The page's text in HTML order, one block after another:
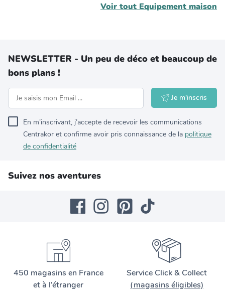
Voir tout Equipement maison
NEWSLETTER - Un peu de déco et beaucoup de
bons plans !
Je m'inscris
En m’inscrivant, j’accepte de recevoir les communications
Centrakor et confirme avoir pris connaissance de la politique
de confidentialité
Suivez nos aventures
450 magasins en France
et à l’étranger
Service Click & Collect
(magasins éligibles)